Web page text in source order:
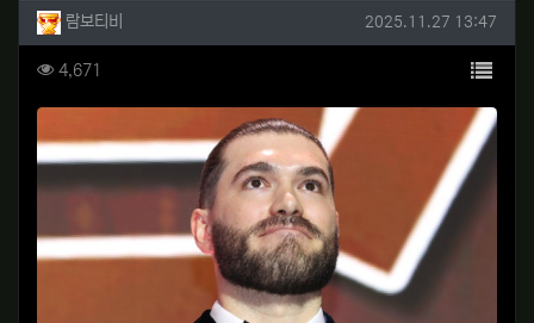
작성자 정보
람보티비 작성일
2025.11.27 13:47
컨텐츠 정보
4,671 목록
본문